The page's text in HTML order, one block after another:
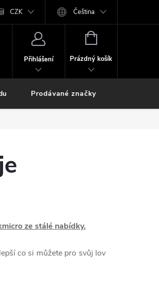
CZK Čeština
Přihlášení
NÁKUPNÍ
Prázdný košík
Prodávané značky
ze stálé nabídky.
co si můžete pro svůj lov